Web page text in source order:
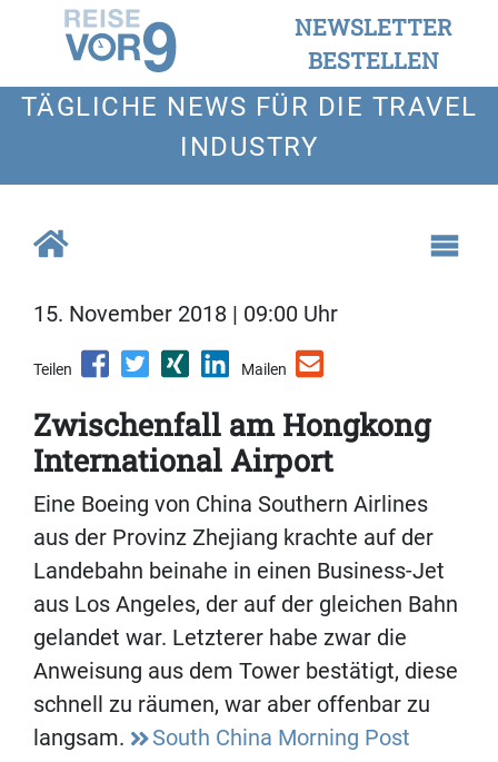
NEWSLETTER
BESTELLEN
TÄGLICHE NEWS FÜR DIE TRAVEL
INDUSTRY
15. November 2018 | 09:00 Uhr
Teilen Mailen
Zwischenfall am Hongkong
International Airport
Eine Boeing von China Southern Airlines
aus der Provinz Zhejiang krachte auf der
Landebahn beinahe in einen Business-Jet
aus Los Angeles, der auf der gleichen Bahn
gelandet war. Letzterer habe zwar die
Anweisung aus dem Tower bestätigt, diese
schnell zu räumen, war aber offenbar zu
langsam.
South China Morning Post